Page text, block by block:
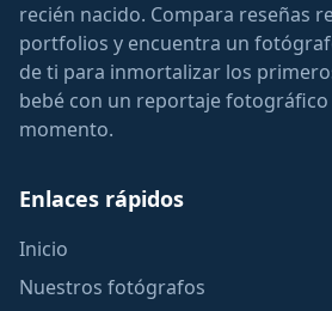
recién nacido. Compara reseñas
portfolios y encuentra un
de ti para inmortalizar los
bebé con un reportaje fotográfico
momento.
Enlaces rápidos
Inicio
Nuestros fotógrafos